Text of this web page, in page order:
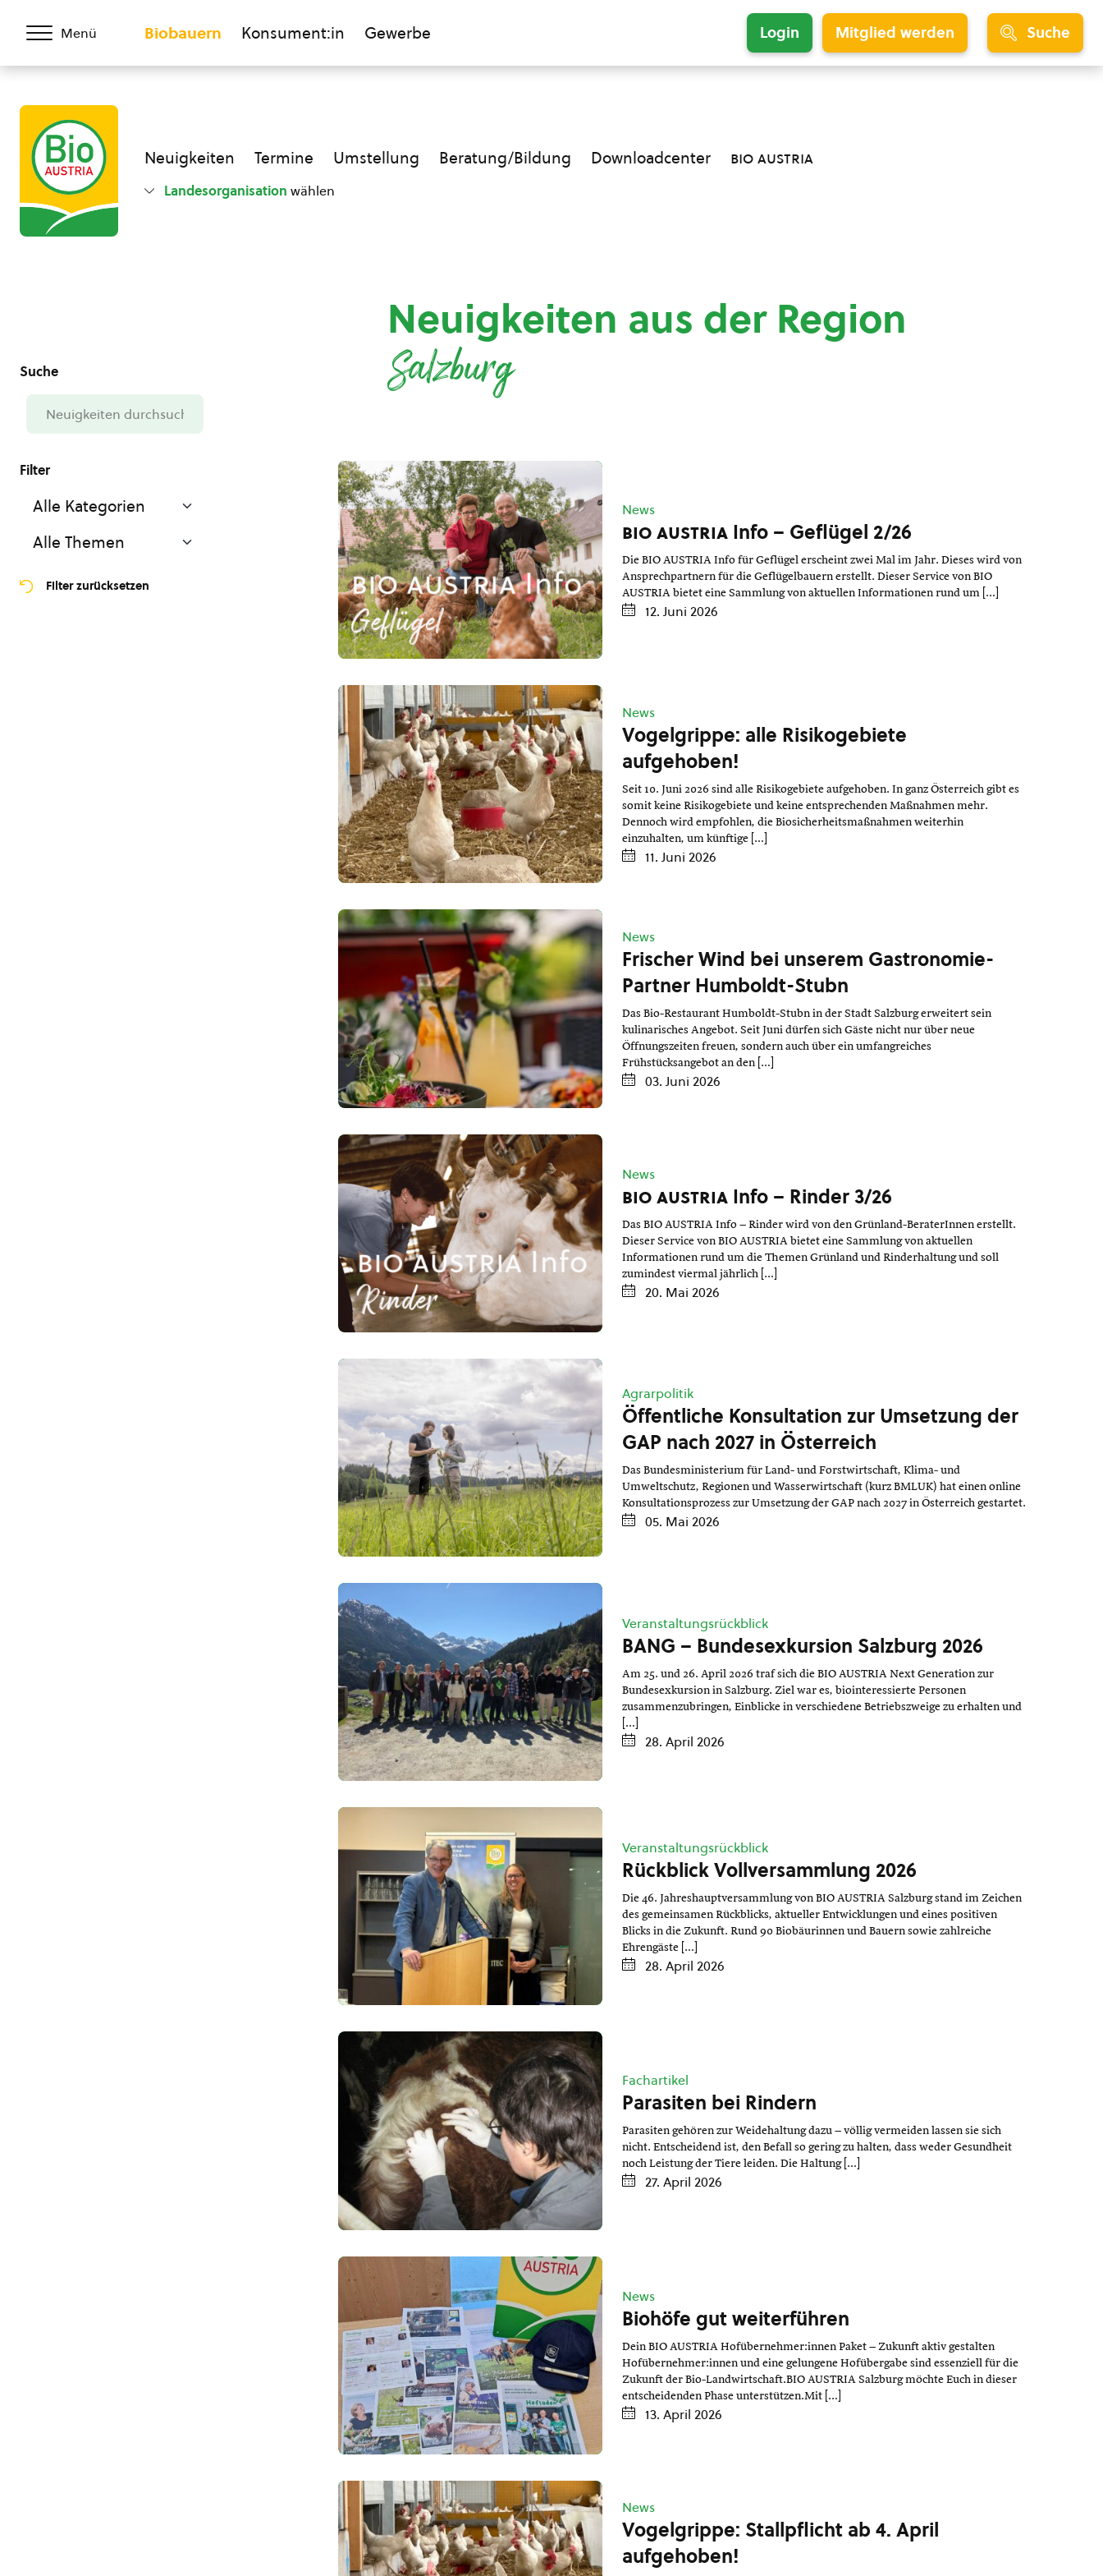
Menü Biobauern Konsument:in Gewerbe Login Mitglied werden Suche
Neuigkeiten Termine Umstellung Beratung/Bildung Downloadcenter bio austria
Landesorganisation wählen
Neuigkeiten aus der Region
Salzburg
News
bio austriaInfo – Geflügel 2/26
Die BIO AUSTRIA Info für Geflügel erscheint zwei Mal im Jahr. Dieses wird von
Ansprechpartnern für die Geflügelbauern erstellt. Dieser Service von BIO
AUSTRIA bietet eine Sammlung von aktuellen Informationen rund um […]
12. Juni 2026
News
Vogelgrippe: alle Risikogebiete
aufgehoben!
Seit 10. Juni 2026 sind alle Risikogebiete aufgehoben. In ganz Österreich gibt es
somit keine Risikogebiete und keine entsprechenden Maßnahmen mehr.
Dennoch wird empfohlen, die Biosicherheitsmaßnahmen weiterhin
einzuhalten, um künftige […]
11. Juni 2026
News
Frischer Wind bei unserem Gastronomie-
Partner Humboldt-Stubn
Das Bio-Restaurant Humboldt-Stubn in der Stadt Salzburg erweitert sein
kulinarisches Angebot. Seit Juni dürfen sich Gäste nicht nur über neue
Öffnungszeiten freuen, sondern auch über ein umfangreiches
Frühstücksangebot an den […]
03. Juni 2026
News
bio austriaInfo – Rinder 3/26
Das BIO AUSTRIA Info – Rinder wird von den Grünland-BeraterInnen erstellt.
Dieser Service von BIO AUSTRIA bietet eine Sammlung von aktuellen
Informationen rund um die Themen Grünland und Rinderhaltung und soll
zumindest viermal jährlich […]
20. Mai 2026
Agrarpolitik
Öffentliche Konsultation zur Umsetzung der
GAP nach 2027 in Österreich
Das Bundesministerium für Land- und Forstwirtschaft, Klima- und
Umweltschutz, Regionen und Wasserwirtschaft (kurz BMLUK) hat einen online
Konsultationsprozess zur Umsetzung der GAP nach 2027 in Österreich gestartet.
05. Mai 2026
Veranstaltungsrückblick
BANG – Bundesexkursion Salzburg 2026
Am 25. und 26. April 2026 traf sich die BIO AUSTRIA Next Generation zur
Bundesexkursion in Salzburg. Ziel war es, biointeressierte Personen
zusammenzubringen, Einblicke in verschiedene Betriebszweige zu erhalten und
[…]
28. April 2026
Veranstaltungsrückblick
Rückblick Vollversammlung 2026
Die 46. Jahreshauptversammlung von BIO AUSTRIA Salzburg stand im Zeichen
des gemeinsamen Rückblicks, aktueller Entwicklungen und eines positiven
Blicks in die Zukunft. Rund 90 Biobäurinnen und Bauern sowie zahlreiche
Ehrengäste […]
28. April 2026
Fachartikel
Parasiten bei Rindern
Parasiten gehören zur Weidehaltung dazu – völlig vermeiden lassen sie sich
nicht. Entscheidend ist, den Befall so gering zu halten, dass weder Gesundheit
noch Leistung der Tiere leiden. Die Haltung […]
27. April 2026
News
Biohöfe gut weiterführen
Dein BIO AUSTRIA Hofübernehmer:innen Paket – Zukunft aktiv gestalten
Hofübernehmer:innen und eine gelungene Hofübergabe sind essenziell für die
Zukunft der Bio-Landwirtschaft.BIO AUSTRIA Salzburg möchte Euch in dieser
entscheidenden Phase unterstützen.Mit […]
13. April 2026
News
Vogelgrippe: Stallpflicht ab 4. April
aufgehoben!
Filter zurücksetzen